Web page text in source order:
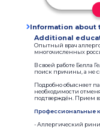
Information about
Additional
Опытный врач
многочисленных
В своей работе Белла
поиск причины, а не
Подробно объясняет
необходимости
подтверждён. Прием
Профессиональные
- Аллергический